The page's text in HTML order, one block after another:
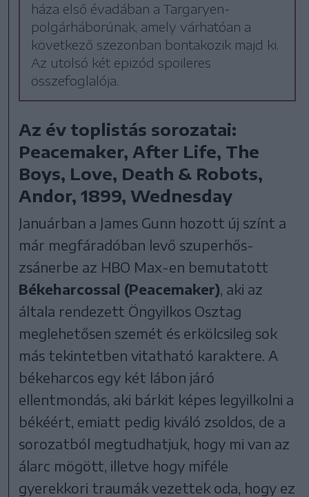
háza első évadában a Targaryen-
polgárháborúnak, amely várhatóan a
következő szezonban bontakozik majd ki.
Az utolsó két epizód spoileres
összefoglalója.
Az év toplistás sorozatai:
Peacemaker, After Life, The
Boys, Love, Death & Robots,
Andor, 1899, Wednesday
Januárban a James Gunn hozott új színt a
már megfáradóban levő szuperhős-
zsánerbe az HBO Max-en bemutatott
Békeharcossal (Peacemaker), aki az
általa rendezett Öngyilkos Osztag
meglehetősen szemét és erkölcsileg sok
más tekintetben vitatható karaktere. A
békeharcos egy két lábon járó
ellentmondás, aki bárkit képes legyilkolni a
békéért, emiatt pedig kiváló zsoldos, de a
sorozatból megtudhatjuk, hogy mi van az
álarc mögött, illetve hogy miféle
gyerekkori traumák vezettek oda, hogy ez